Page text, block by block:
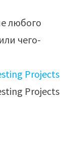
любого
чего-